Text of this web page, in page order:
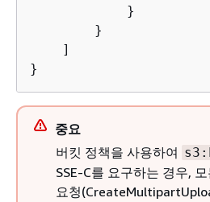
            }
        }
    ]
중요
버킷 정책을 사용하여
SSE-C를 요구하는 경우,
요청